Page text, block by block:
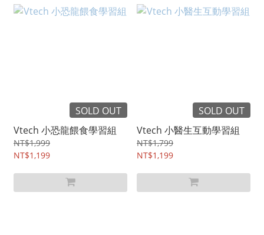
SOLD OUT
Vtech 小恐龍餵食學習組
NT$1,999
NT$1,199
SOLD OUT
Vtech 小醫生互動學習組
NT$1,799
NT$1,199